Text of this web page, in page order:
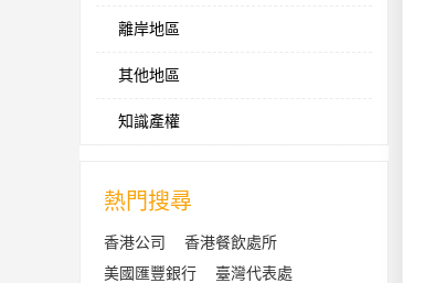
離岸地區
其他地區
知識產權
熱門搜尋
香港公司
香港餐飲處所
美國匯豐銀行
臺灣代表處